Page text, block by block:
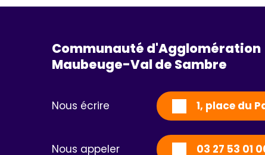
Communauté d'Agglomération
Maubeuge-Val de Sambre
Nous écrire 1, place du
Nous appeler 03 27 53 01